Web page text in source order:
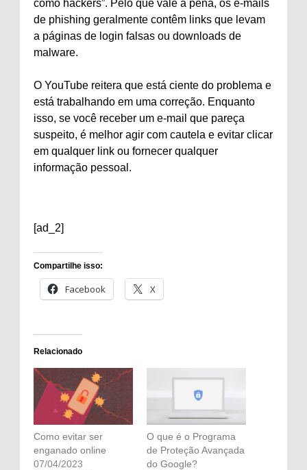
como hackers”. Pelo que vale a pena, os e-mails
de phishing geralmente contêm links que levam
a páginas de login falsas ou downloads de
malware.
O YouTube reitera que está ciente do problema e
está trabalhando em uma correção. Enquanto
isso, se você receber um e-mail que pareça
suspeito, é melhor agir com cautela e evitar clicar
em qualquer link ou fornecer qualquer
informação pessoal.
[ad_2]
Compartilhe isso:
Facebook X
Relacionado
Como evitar ser
enganado online
07/04/2023
O que é o Programa
de Proteção Avançada
do Google?